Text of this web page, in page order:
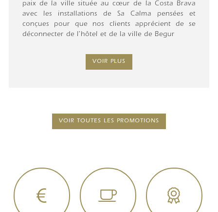
paix de la ville située au cœur de la Costa Brava
avec les installations de Sa Calma pensées et
conçues pour que nos clients apprécient de se
déconnecter de l'hôtel et de la ville de Begur
VOIR PLUS
VOIR TOUTES LES PROMOTIONS